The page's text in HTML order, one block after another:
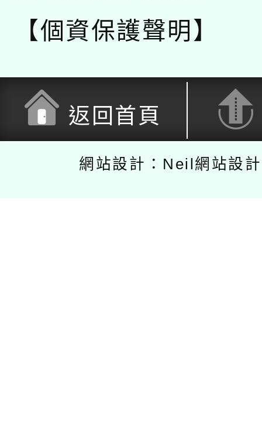
【個資保護聲明】
返回首頁
網站設計：Neil網站設